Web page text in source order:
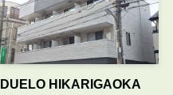
DUELO HIKARIGAOKA